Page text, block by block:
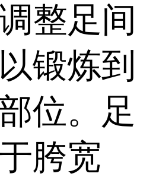
足间
锻炼到
位。足
胯宽